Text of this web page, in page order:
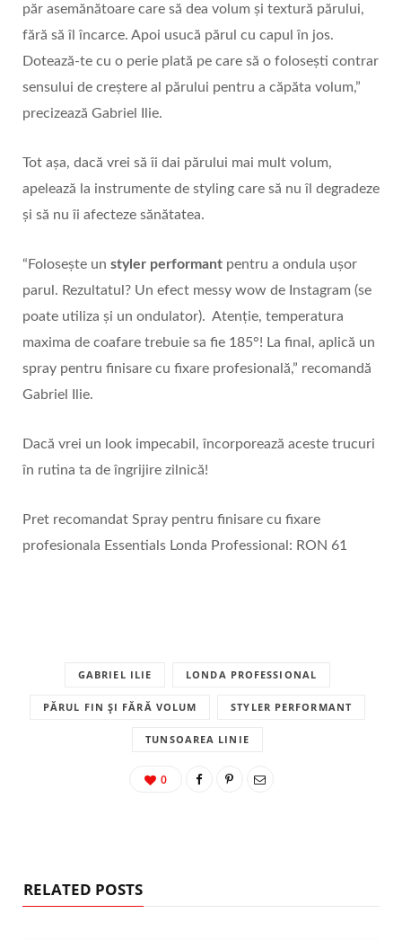
păr asemănătoare care să dea volum și textură părului,
fără să îl încarce. Apoi usucă părul cu capul în jos.
Dotează-te cu o perie plată pe care să o folosești contrar
sensului de creștere al părului pentru a căpăta volum,”
precizează Gabriel Ilie.
Tot așa, dacă vrei să îi dai părului mai mult volum,
apelează la instrumente de styling care să nu îl degradeze
și să nu îi afecteze sănătatea.
“Folosește un styler performant pentru a ondula ușor
parul. Rezultatul? Un efect messy wow de Instagram (se
poate utiliza și un ondulator). Atenție, temperatura
maxima de coafare trebuie sa fie 185°! La final, aplică un
spray pentru finisare cu fixare profesională,” recomandă
Gabriel Ilie.
Dacă vrei un look impecabil, încorporează aceste trucuri
în rutina ta de îngrijire zilnică!
Pret recomandat Spray pentru finisare cu fixare
profesionala Essentials Londa Professional: RON 61
GABRIEL ILIE LONDA PROFESSIONAL
PĂRUL FIN ȘI FĂRĂ VOLUM STYLER PERFORMANT
TUNSOAREA LINIE
0
RELATED POSTS